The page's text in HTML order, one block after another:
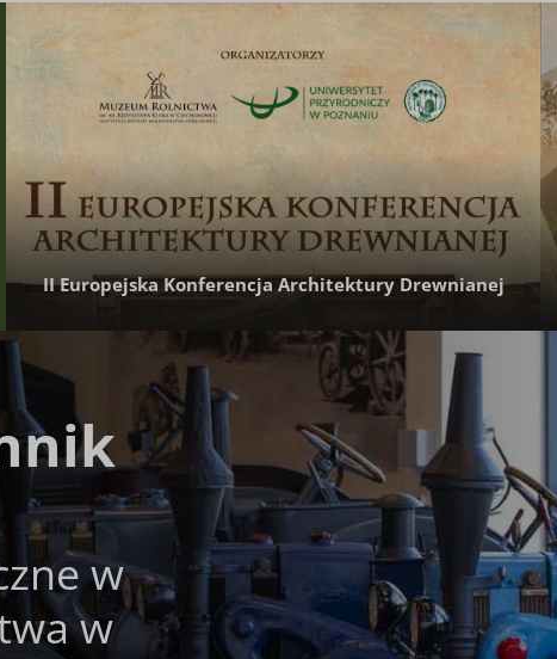
II Europejska Konferencja Architektury Drewnianej
w
w